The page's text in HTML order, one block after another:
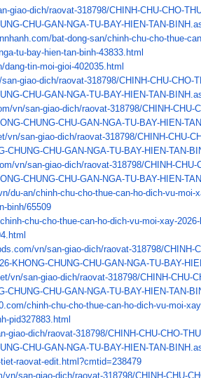
giao-dich/raovat-318798/CHINH-CHU-CHO-
CHU-GAN-NGA-TU-BAY-HIEN-TAN-BINH.
com/bat-dong-san/chinh-chu-cho-thue-
tu-bay-hien-tan-binh-43833.html
dang-tin-moi-gioi-402035.html
giao-dich/raovat-318798/CHINH-CHU-CHO-
CHU-GAN-NGA-TU-BAY-HIEN-TAN-BINH.
vn/san-giao-dich/raovat-318798/CHINH-CHU-
CHUNG-CHU-GAN-NGA-TU-BAY-HIEN-
vn/san-giao-dich/raovat-318798/CHINH-CHU-
CHUNG-CHU-GAN-NGA-TU-BAY-HIEN-TAN-
vn/san-giao-dich/raovat-318798/CHINH-CHU-
CHUNG-CHU-GAN-NGA-TU-BAY-HIEN-
du-an/chinh-chu-cho-thue-can-ho-dich-vu-moi-
binh/65509
chu-cho-thue-can-ho-dich-vu-moi-xay-
vn/san-giao-dich/raovat-318798/CHINH-
KHONG-CHUNG-CHU-GAN-NGA-TU-BAY-
vn/san-giao-dich/raovat-318798/CHINH-CHU-
CHUNG-CHU-GAN-NGA-TU-BAY-HIEN-TAN-
chinh-chu-cho-thue-can-ho-dich-vu-moi-
pid327883.html
giao-dich/raovat-318798/CHINH-CHU-CHO-
CHU-GAN-NGA-TU-BAY-HIEN-TAN-
raovat-edit.html?cmtid=238479
vn/san-giao-dich/raovat-318798/CHINH-CHU-